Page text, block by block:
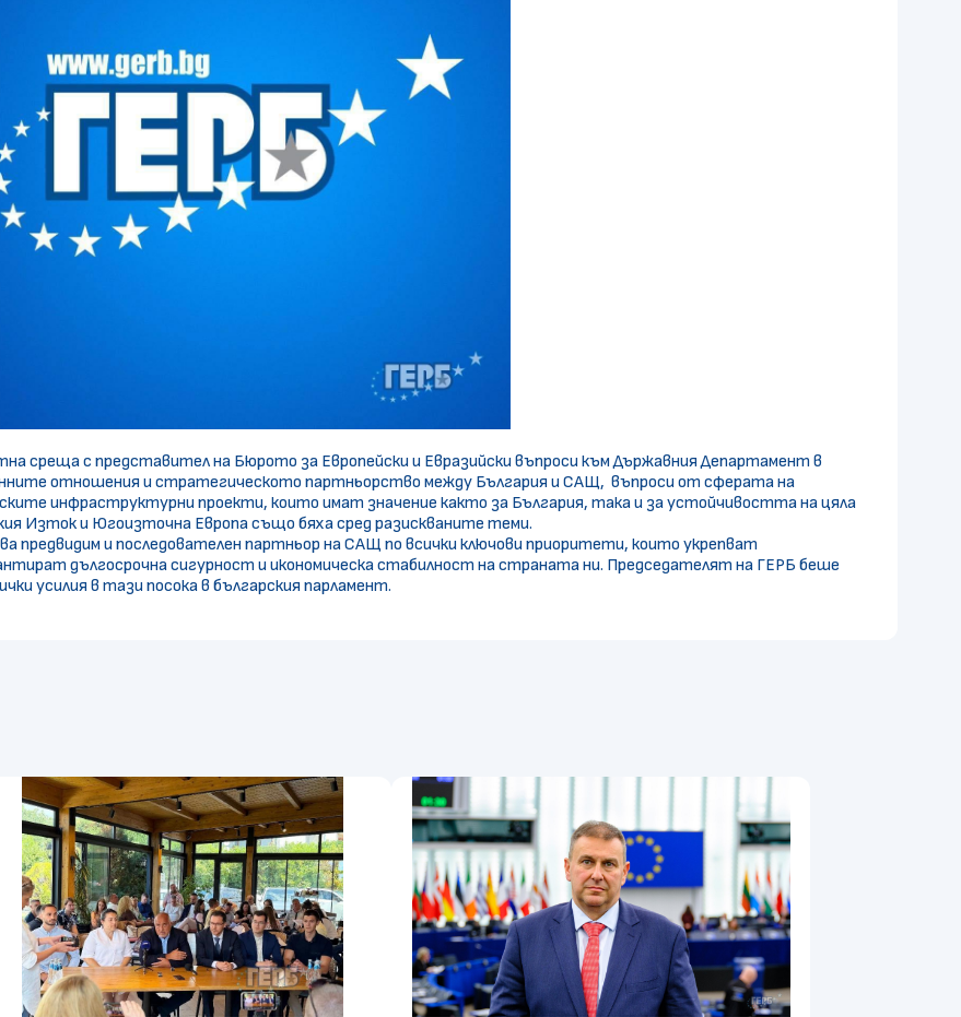
среща с представител на Бюрото за Европейски и Евразийски въпроси към Държавния Департамент в
отношения и стратегическото партньорство между България и САЩ, въпроси от сферата на
инфраструктурни проекти, които имат значение както за България, така и за устойчивостта на цяла
Изток и Югоизточна Европа също бяха сред разискваните теми.
предвидим и последователен партньор на САЩ по всички ключови приоритети, които укрепват
дългосрочна сигурност и икономическа стабилност на страната ни. Председателят на ГЕРБ беше
усилия в тази посока в българския парламент.